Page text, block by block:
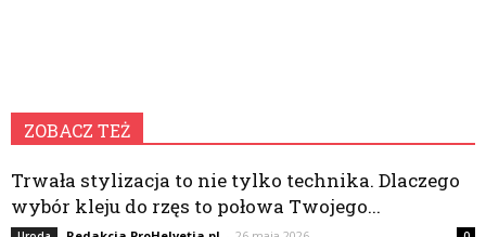
ZOBACZ TEŻ
Trwała stylizacja to nie tylko technika. Dlaczego
wybór kleju do rzęs to połowa Twojego...